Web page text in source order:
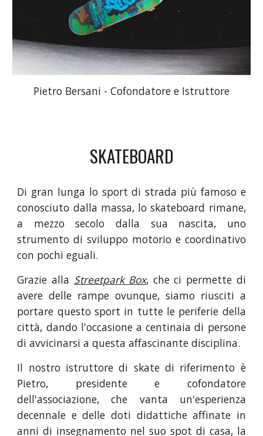
Pietro Bersani - Cofondatore e Istruttore
SKATEBOARD
Di gran lunga lo sport di strada più famoso e
conosciuto dalla massa, lo skateboard rimane,
a mezzo secolo dalla sua nascita, uno
strumento di sviluppo motorio e coordinativo
con pochi eguali.
Grazie alla Streetpark Box, che ci permette di
avere delle rampe ovunque, siamo riusciti a
portare questo sport in tutte le periferie della
città, dando l'occasione a centinaia di persone
di avvicinarsi a questa affascinante disciplina.
Il nostro istruttore di skate di riferimento è
Pietro, presidente e cofondatore
dell'associazione, che vanta un'esperienza
decennale e delle doti didattiche affinate in
anni di insegnamento nel suo spot di casa, la